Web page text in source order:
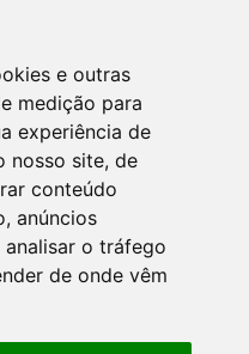
e outras
medição para
experiência de
nosso site, de
conteúdo
anúncios
o tráfego
de onde vêm